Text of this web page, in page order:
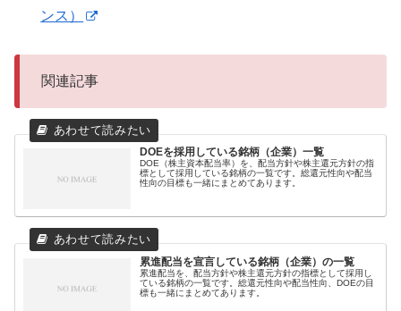
ンス）
関連記事
DOEを採用している銘柄（企業）一覧
DOE（株主資本配当率）を、配当方針や株主還元方針の指
標として採用している銘柄の一覧です。総還元性向や配当
性向の目標も一緒にまとめてあります。
累進配当を宣言している銘柄（企業）の一覧
累進配当を、配当方針や株主還元方針の指標として採用し
ている銘柄の一覧です。総還元性向や配当性向、DOEの目
標も一緒にまとめてあります。